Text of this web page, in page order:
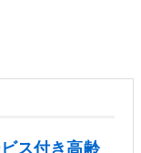
ス付き高齢